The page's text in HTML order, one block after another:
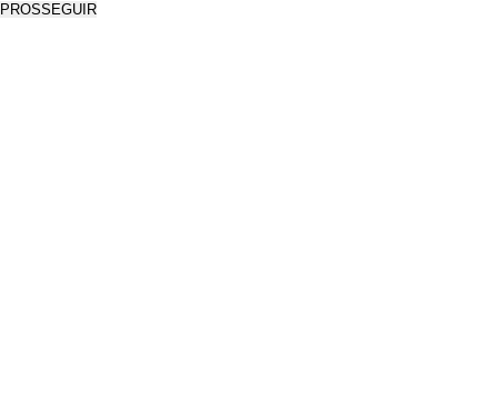
PROSSEGUIR